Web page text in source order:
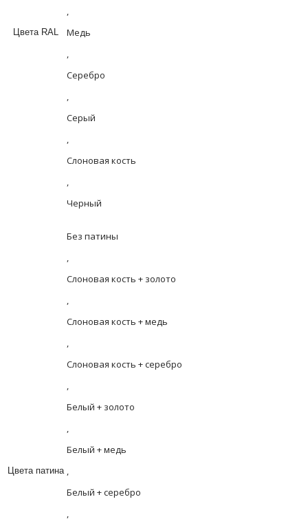
Цвета RAL
,
Медь
,
Серебро
,
Серый
,
Слоновая кость
,
Черный
Цвета патина
Без патины
,
Слоновая кость + золото
,
Слоновая кость + медь
,
Слоновая кость + серебро
,
Белый + золото
,
Белый + медь
,
Белый + серебро
,